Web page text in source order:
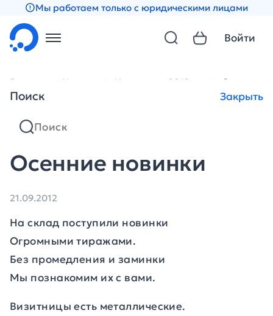
Мы работаем только с юридическими лицами
Поиск Закрыть
Войти
Главная Новости Новости за 2012 год Осенние
Осенние новинки
21.09.2012
На склад поступили новинки
Огромными тиражами.
Без промедления и заминки
Мы познакомим их с вами.
Визитницы есть металлические.